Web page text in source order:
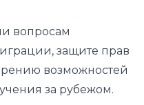
вопросам
защите прав
возможностей
за рубежом.